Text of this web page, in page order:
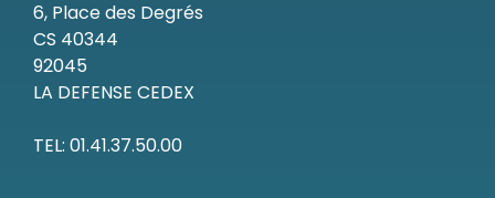
6, Place des Degrés
CS 40344
92045
LA DEFENSE CEDEX
TEL: 01.41.37.50.00